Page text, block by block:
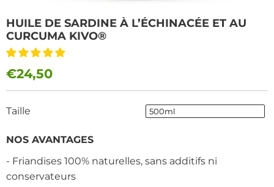
HUILE DE SARDINE À L’ÉCHINACÉE ET AU
CURCUMA KIVO®
€24,50
Taille 500ml
NOS AVANTAGES
- Friandises 100% naturelles, sans additifs ni
conservateurs